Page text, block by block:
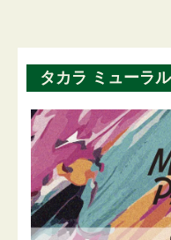
タカラ ミューラ